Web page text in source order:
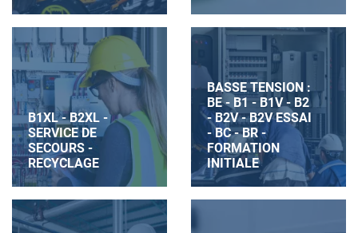
B1XL - B2XL -
SERVICE DE
SECOURS -
RECYCLAGE
BASSE TENSION :
BE - B1 - B1V - B2
- B2V - B2V ESSAI
- BC - BR -
FORMATION
INITIALE